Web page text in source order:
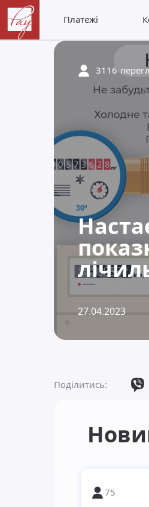
Платежі
3116
27.04.2023
Поділитись:
75